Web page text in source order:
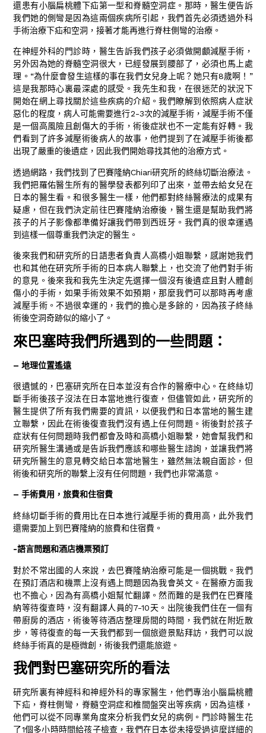
還患有小腦扁桃體下疝第一型和脊髓空洞症。那時，醫生便告訴
我們她的側彎是因為這兩個疾病所引起，我們首先必須透過外科
手術治療下疝和空洞，接著才能再進行脊柱側彎的治療。
在神經外科的門診時，醫生告訴我們孩子必須做開顱減壓手術，
另外因為她的脊髓空洞很大，已經發展到腰部了，必須也馬上處
理。“為什麼會發生這樣的事在我們女兒身上呢？她只有8歲啊！”
這是我那時心裏最深處的感受。我先生和我，在很迷茫的狀況下
開始在網上尋找關於這些疾病的介紹。我們瞭解到依照病人症狀
惡化的程度，病人可能需要進行2-3次的減壓手術，減壓手術不僅
是一個高風險且創傷大的手術，術後症狀也不一定能有好轉。我
們看到了許多減壓術後病人的故事，他們提到了在減壓手術後都
出現了嚴重的後遺症，因此我們開始尋找其他的治療方式。
透過網路，我們找到了巴賽隆納Chiari研究所的終絲切斷治療法。
我們把羅佑醫生所有的醫學發表都列印了出來，並帶去給女兒在
日本的醫生看。和很多醫生一樣，他們都對終絲醫療法的成果有
疑慮，但在我們決定前往巴賽隆納治療後，醫生還是幫助我們將
孩子的片子影像都準備好讓我們帶到西班牙。我們真的很幸運遇
到這樣一個尊重我們決定的醫生。
後來我們和研究所的日語患者負責人高橋小姐聯繫，感謝她我們
也和其他在研究所手術的日本病人聯繫上，也交流了他們對手術
的意見。後來我和我先生決定先選擇一個沒有後遺症且對人體創
傷小的手術，如果手術效果不如預期，那麼我們可以那時再考慮
減壓手術。不過很幸運的，我們的擔心是多餘的，因為孩子終絲
術後空洞奇跡似的縮小了。
來巴塞時我們所遇到的一些問題：
– 地理位置遙遠
很遺憾的，巴塞研究所在日本並沒有合作的醫療中心。在終絲切
斷手術後孩子沒法在日本當地進行復查，但儘管如此，研究所的
醫生提供了所有我們需要的資訊，以便我們和日本當地的醫生建
立聯繫，因此在術後復查我們沒有遇上任何問題。術後對於孩子
症狀有任何問題時我們都會及時和高橋小姐聯繫，她會幫我們和
研究所醫生溝通或是告訴我們應該和哪些醫生諮詢，並讓我們將
研究所醫生的意見轉交給日本當地醫生，雖然無法親自面診，但
術後和研究所的聯繫上沒有任何問題，我們也非常滿意。
– 手術費用，旅費和住宿費
終絲切斷手術的費用比在日本進行減壓手術的費用高，此外我們
還需要加上到巴賽隆納的旅費和住宿費。
-語言問題和酒店機票預訂
對於不常出國的人來說，去巴賽隆納治療可能是一個挑戰。我們
在預訂酒店和機票上沒有遇上問題因為我會英文。在醫療方面我
也不擔心，因為有高橋小姐幫忙翻譯。然而難的是我們在巴賽隆
納等待復查時，沒有翻譯人員的7-10天。出院後我們住在一個有
帶廚房的酒店，術後等待酒店整理房間的時間，我們就在附近散
步，等待復查的每一天我們都到一個旅遊景點拜訪，我們可以說
終絲手術真的是極微創，術後我們還能旅遊。
我們對巴塞研究所的看法
研究所裏有神經科和神經外科的專家醫生，他們專治小腦扁桃體
下疝，脊柱側彎，脊髓空洞症和椎間盤突出等疾病，因為這樣，
他們可以從不同專業角度來分析我們女兒的病例。門診時醫生花
了1個多小時時間給孩子檢查，我們在日本從未接受過這麼詳細的